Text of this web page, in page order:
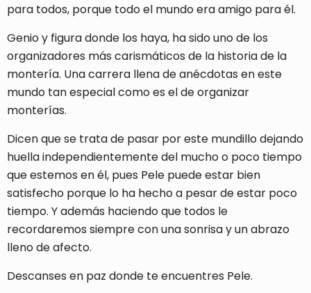
para todos, porque todo el mundo era amigo para él.
Genio y figura donde los haya, ha sido uno de los
organizadores más carismáticos de la historia de la
montería. Una carrera llena de anécdotas en este
mundo tan especial como es el de organizar
monterías.
Dicen que se trata de pasar por este mundillo dejando
huella independientemente del mucho o poco tiempo
que estemos en él, pues Pele puede estar bien
satisfecho porque lo ha hecho a pesar de estar poco
tiempo. Y además haciendo que todos le
recordaremos siempre con una sonrisa y un abrazo
lleno de afecto.
Descanses en paz donde te encuentres Pele.